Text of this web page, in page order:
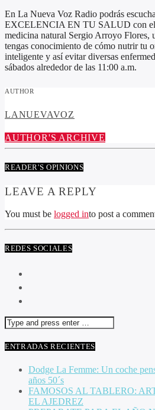
En La Nueva Voz Radio podrás
EXCELENCIA EN TU SALUD con el
medicina natural Sergio Arroyo Flores,
tengas conocimiento de cómo nutrir tu
inteligente y así evitar diversas
sábados alrededor de las 11:00 a.m.
AUTHOR
LANUEVAVOZ
AUTHOR'S ARCHIVE
READER'S OPINIONS
LEAVE A REPLY
You must be logged into post a
REDES SOCIALES
ENTRADAS RECIENTES
Dodge La Femme: Un coche
años 50´s
FAMOSOS AL TABLERO:
EL AJEDREZ